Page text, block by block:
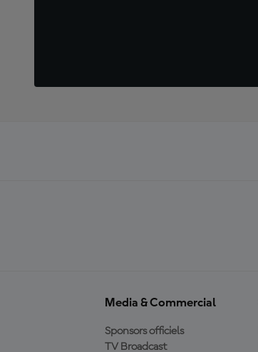
Media & Commercial
Sponsors officiels
TV Broadcast